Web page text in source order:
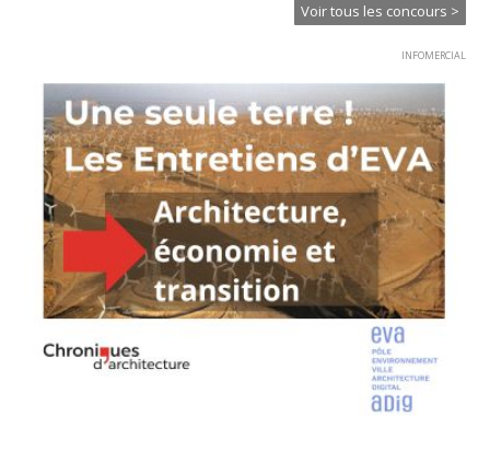
Voir tous les concours >
INFOMERCIAL